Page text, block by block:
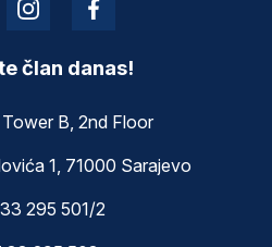
član danas!
B, 2nd Floor
1, 71000 Sarajevo
295 501/2